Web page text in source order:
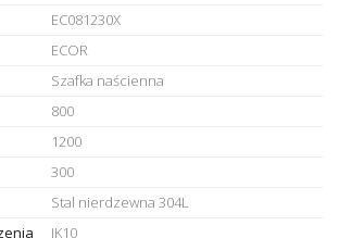
EC081230X
ECOR
Szafka naścienna
800
1200
300
Stal nierdzewna 304L
IK10